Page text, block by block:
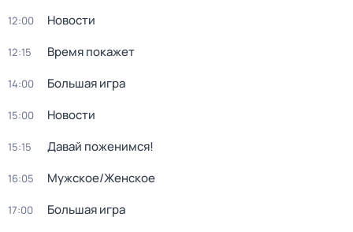
12:00 Новости
12:15 Время покажет
14:00 Большая игра
15:00 Новости
15:15 Давай поженимся!
16:05 Мужское/Женское
17:00 Большая игра